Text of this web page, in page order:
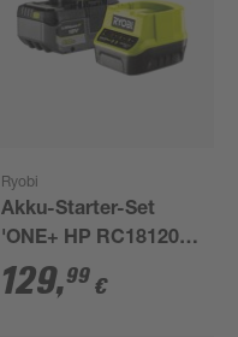
Ryobi
Akku-Starter-Set
'ONE+ HP RC18120-
150X' 18 V 5,0 Ah mit
Akku und Ladegerät
129,99 €